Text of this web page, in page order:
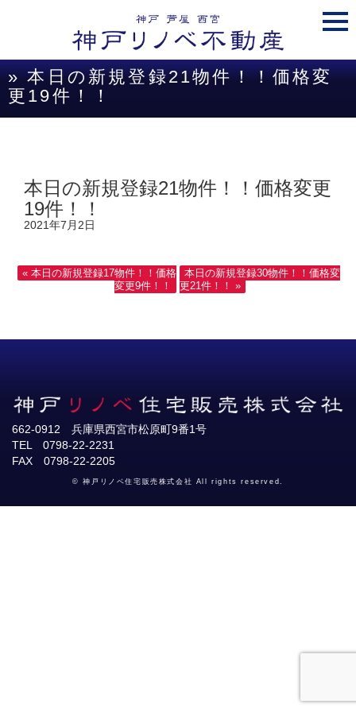
» 本日の新規登録21物件！！価格変
更19件！！
本日の新規登録21物件！！価格変更
19件！！
2021年7月2日
« 本日の新規登録17物件！！価格
変更9件！！
本日の新規登録30物件！！価格変
更21件！！ »
662-0912 兵庫県西宮市松原町9番1号
TEL 0798-22-2231
FAX 0798-22-2205
© 神戸リノベ住宅販売株式会社 All rights reserved.